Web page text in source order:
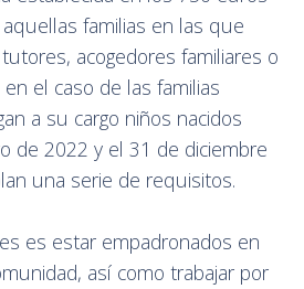
familias en las que
acogedores familiares o
el caso de las familias
a su cargo niños nacidos
de 2022 y el 31 de diciembre
una serie de requisitos.
es estar empadronados en
así como trabajar por